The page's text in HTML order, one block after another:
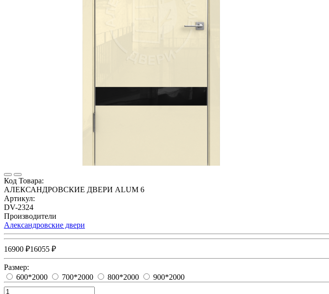
Код Товара:
АЛЕКСАНДРОВСКИЕ ДВЕРИ ALUM 6
Артикул:
DV-2324
Производители
Александровские двери
16900 ₽16055 ₽
Размер:
600*2000
700*2000 800*2000 900*2000